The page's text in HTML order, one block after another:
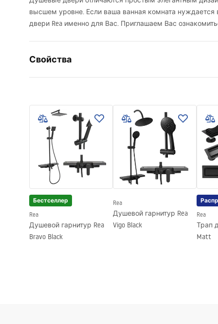
высшем уровне. Если ваша ванная комната нуждается
двери Rea именно для Вас. Приглашаем Вас
Свойства
Толщина стекла
6 мм
Высота душевых дверей
см
Материал профиля
Алюминий
Материал ручек
Отделка профиля
Черный
Комплект прокладок в комплекте
Возможность установки без поддона
Да
Гарантия
24 месяца
Бестселлер
Rea
Душевой гарнитур Rea
Bravo Black
Rea
Душевой гарнитур Rea
Vigo Black
Rea
Трап
Matt